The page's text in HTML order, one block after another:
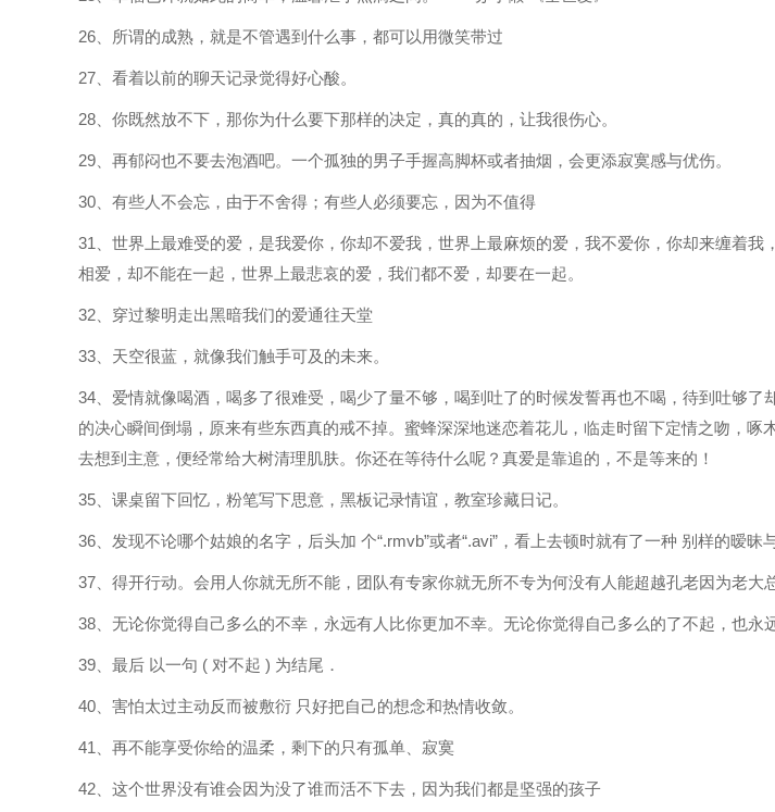
26、所谓的成熟，就是不管遇到什么事，都可以用微笑带过
27、看着以前的聊天记录觉得好心酸。
28、你既然放不下，那你为什么要下那样的决定，真的真的，让我很伤心。
29、再郁闷也不要去泡酒吧。一个孤独的男子手握高脚杯或者抽烟，会更添寂寞感与优伤。
30、有些人不会忘，由于不舍得；有些人必须要忘，因为不值得
31、世界上最难受的爱，是我爱你，你却不爱我，世界上最麻烦的爱，我不爱你，你却来缠着我
相爱，却不能在一起，世界上最悲哀的爱，我们都不爱，却要在一起。
32、穿过黎明走出黑暗我们的爱通往天堂
33、天空很蓝，就像我们触手可及的未来。
34、爱情就像喝酒，喝多了很难受，喝少了量不够，喝到吐了的时候发誓再也不喝，待到吐够了
的决心瞬间倒塌，原来有些东西真的戒不掉。蜜蜂深深地迷恋着花儿，临走时留下定情之吻，啄
去想到主意，便经常给大树清理肌肤。你还在等待什么呢？真爱是靠追的，不是等来的！
35、课桌留下回忆，粉笔写下思意，黑板记录情谊，教室珍藏日记。
36、发现不论哪个姑娘的名字，后头加 个“.rmvb”或者“.avi”，看上去顿时就有了一种 别样的暧
37、得开行动。会用人你就无所不能，团队有专家你就无所不专为何没有人能超越孔老因为老大
38、无论你觉得自己多么的不幸，永远有人比你更加不幸。无论你觉得自己多么的了不起，也永
39、最后 以一句 ( 对不起 ) 为结尾．
40、害怕太过主动反而被敷衍 只好把自己的想念和热情收敛。
41、再不能享受你给的温柔，剩下的只有孤单、寂寞
42、这个世界没有谁会因为没了谁而活不下去，因为我们都是坚强的孩子